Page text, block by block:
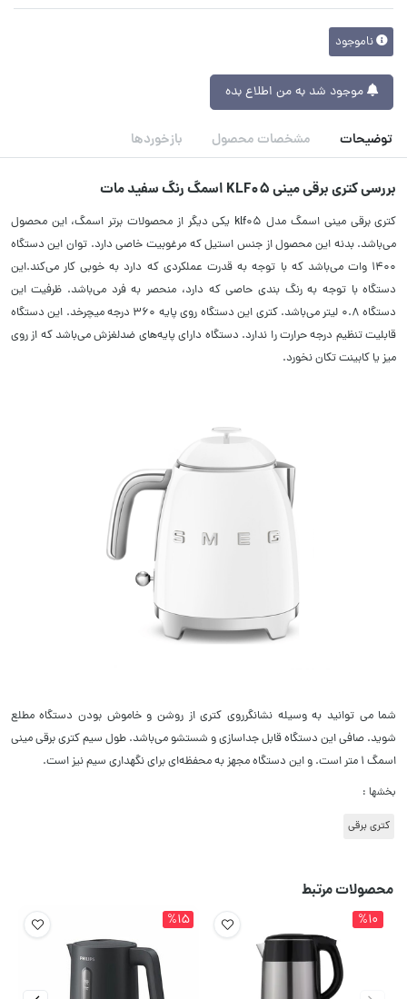
ناموجود
موجود شد به من اطلاع بده
توضیحات مشخصات محصول بازخوردها
بررسی کتری برقی مینی KLF05 اسمگ رنگ سفید مات
کتری برقی مینی اسمگ مدل klf05
یکی دیگر از محصولات برتر اسمگ، این محصول
می‌باشد. بدنه این محصول از جنس استیل که مرغوبیت خاصی دارد. توان این دستگاه
1400 وات می‌باشد که با توجه به قدرت عملکردی که دارد به خوبی کار می‌کند.این
دستگاه با توجه به رنگ بندی حاصی که دارد، منحصر به فرد می‌باشد. ظرفیت این
دستگاه 0.8 لیتر می‌باشد. کتری این دستگاه روی پایه 360 درجه میچرخد. این دستگاه
قابلیت تنظیم درجه حرارت را ندارد. دستگاه دارای پایه‌های ضدلغزش می‌باشد که از روی
میز یا کابینت تکان نخورد.
شما می توانید به وسیله نشانگرروی کتری از روشن و خاموش بودن دستگاه مطلع
شوید. صافی این دستگاه قابل جداسازی و شستشو می‌باشد. طول سیم کتری برقی مینی
اسمگ 1 متر است. و این دستگاه مجهز به محفظه‌ای برای نگهداری سیم نیز است.
بخشها :
کتری برقی
محصولات مرتبط
%10
%15